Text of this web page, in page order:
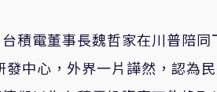
積電董事長魏哲家在川普陪同
中心，外界一片譁然，認為